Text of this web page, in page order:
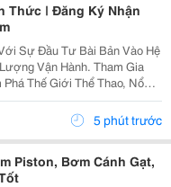
Thức | Đăng Ký Nhận
Sự Đầu Tư Bài Bản Vào Hệ
Vận Hành. Tham Gia
Thế Giới Thể Thao, Nổ
Đãi Hấp Dẫn Dành Cho
Thành Viên. Thông Tin Liên Hệ Tên Thương Hiệu: S8 ...
5 phút trước
Piston, Bơm Cánh Gạt,